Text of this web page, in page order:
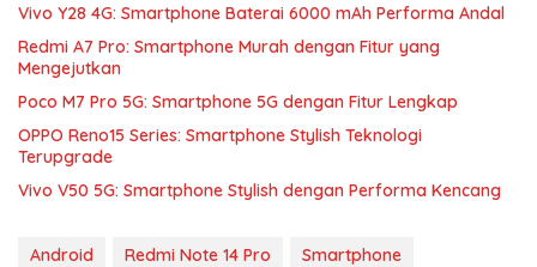
Vivo Y28 4G: Smartphone Baterai 6000 mAh Performa Andal
Redmi A7 Pro: Smartphone Murah dengan Fitur yang
Mengejutkan
Poco M7 Pro 5G: Smartphone 5G dengan Fitur Lengkap
OPPO Reno15 Series: Smartphone Stylish Teknologi
Terupgrade
Vivo V50 5G: Smartphone Stylish dengan Performa Kencang
Android Redmi Note 14 Pro Smartphone